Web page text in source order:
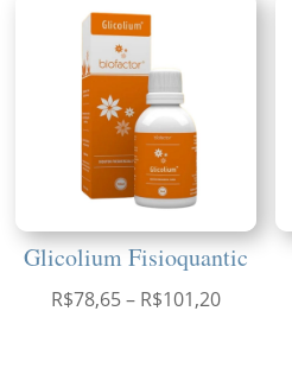
R$78,65
Glicolium Fisioquantic
R$78,65– R$101,20Faixa